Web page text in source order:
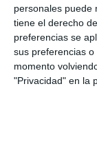
personales puede
tiene el derecho
preferencias se
sus preferencias
momento
"Privacidad" en la